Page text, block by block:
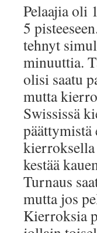
Pelaajia oli
5
tehnyt
minuuttia.
olisi saatu
mutta
Swississä
päättymistä
kierroksella
kestää
Turnaus
mutta jos
Kierroksia